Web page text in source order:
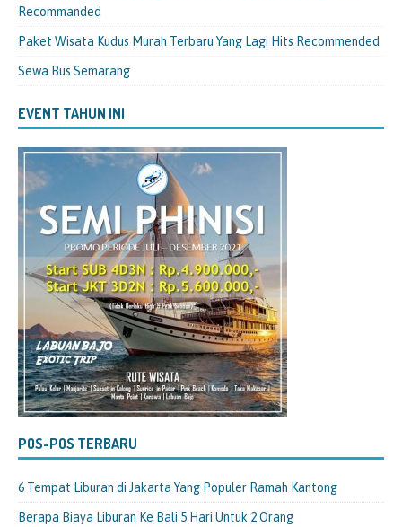
Recommanded
Paket Wisata Kudus Murah Terbaru Yang Lagi Hits Recommended
Sewa Bus Semarang
EVENT TAHUN INI
POS-POS TERBARU
6 Tempat Liburan di Jakarta Yang Populer Ramah Kantong
Berapa Biaya Liburan Ke Bali 5 Hari Untuk 2 Orang